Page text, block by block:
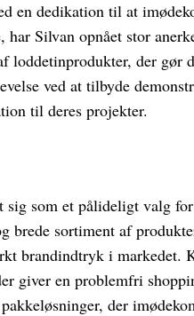
en dedikation til at
Silvan opnået stor
loddetinprodukter, der
ved at tilbyde
til deres projekter.
som et pålideligt valg
brede sortiment af
brandindtryk i markedet.
giver en problemfri
der